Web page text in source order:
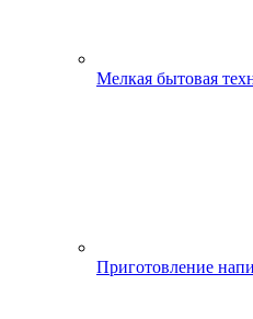
Мелкая бытовая
Приготовление